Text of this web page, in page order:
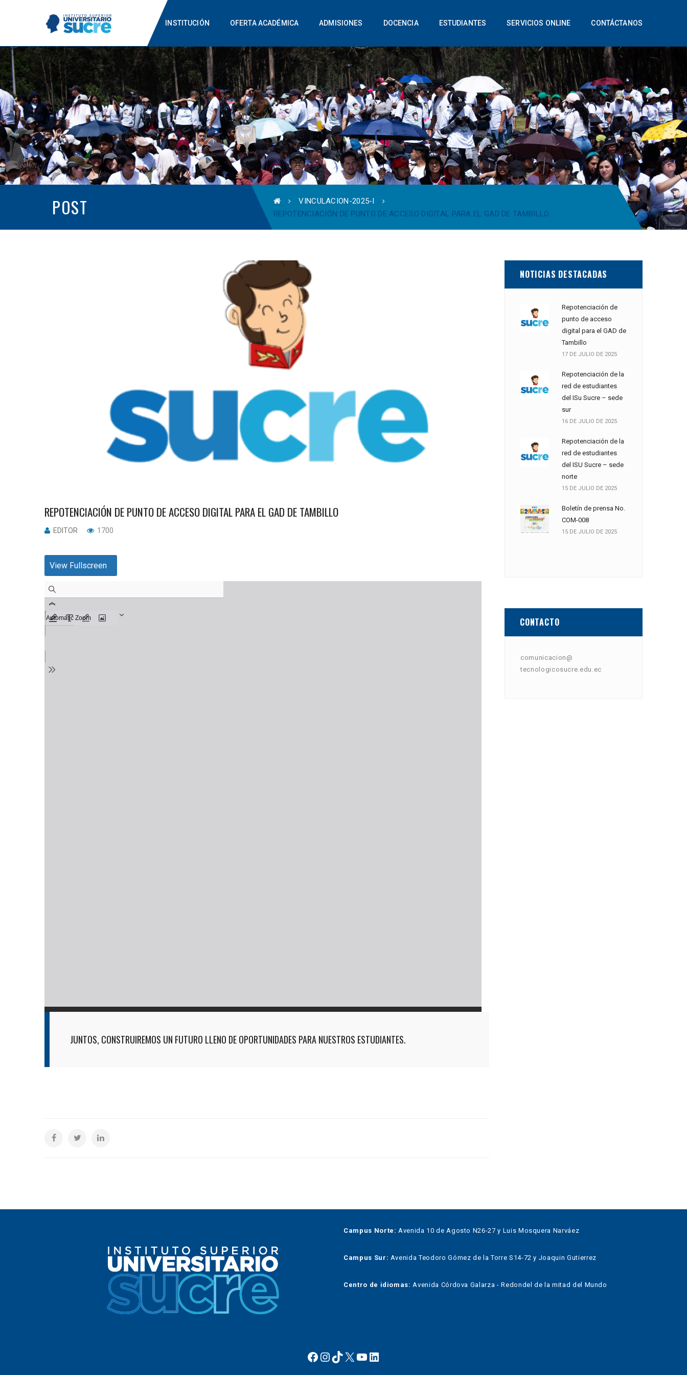
INSTITUCIÓN OFERTA ACADÉMICA ADMISIONES DOCENCIA ESTUDIANTES SERVICIOS ONLINE CONTÁCTANOS
POST
VINCULACION-2025-I
REPOTENCIACIÓN DE PUNTO DE ACCESO DIGITAL PARA EL GAD DE TAMBILLO
REPOTENCIACIÓN DE PUNTO DE ACCESO DIGITAL PARA EL GAD DE TAMBILLO
EDITOR 1700
View Fullscreen
JUNTOS, CONSTRUIREMOS UN FUTURO LLENO DE OPORTUNIDADES PARA NUESTROS ESTUDIANTES.
NOTICIAS DESTACADAS
Repotenciación de
punto de acceso
digital para el GAD de
Tambillo
17 DE JULIO DE 2025
Repotenciación de la
red de estudiantes
del ISu Sucre – sede
sur
16 DE JULIO DE 2025
Repotenciación de la
red de estudiantes
del ISU Sucre – sede
norte
15 DE JULIO DE 2025
Boletín de prensa No.
COM-008
15 DE JULIO DE 2025
CONTACTO
comunicacion@
tecnologicosucre.edu.ec
Campus Norte: Avenida 10 de Agosto N26-27 y Luis Mosquera Narváez
Campus Sur: Avenida Teodoro Gómez de la Torre S14-72 y Joaquin Gutierrez
Centro de idiomas:Avenida Córdova Galarza - Redondel de la mitad del Mundo